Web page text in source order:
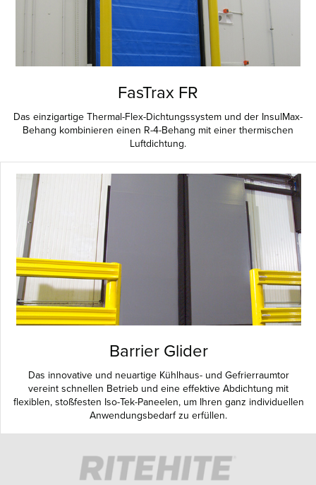
FasTrax FR
Das einzigartige Thermal-Flex-Dichtungssystem und der InsulMax-
Behang kombinieren einen R-4-Behang mit einer thermischen
Luftdichtung.
Barrier Glider
Das innovative und neuartige Kühlhaus- und Gefrierraumtor
vereint schnellen Betrieb und eine effektive Abdichtung mit
flexiblen, stoßfesten Iso-Tek-Paneelen, um Ihren ganz individuellen
Anwendungsbedarf zu erfüllen.